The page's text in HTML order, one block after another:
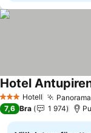
3 StjärnorHotell
Hotel
7,6 Bra 1 974